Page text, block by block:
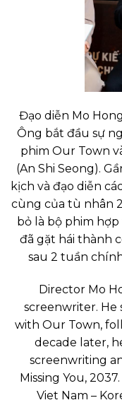
Đạo diễn Mo
Ông bắt đầu sự
phim Our Town
(An Shi Seong).
kịch và đạo diễn
cùng của tù nhân
bỏ là bộ phim hợp
đã gặt hái thành
sau 2 tuần
Director Mo
screenwriter.
with Our Town,
decade later,
screenwriting
Missing You,
Viet Nam –